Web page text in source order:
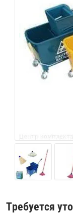
Требуется